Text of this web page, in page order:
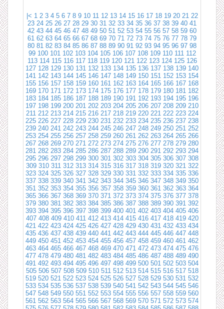
|< 1 2 3 4 5 6 7 8 9 10 11 12 13 14 15 16 17 18 19 20 21 22
23 24 25 26 27 28 29 30 31 32 33 34 35 36 37 38 39 40 41
42 43 44 45 46 47 48 49 50 51 52 53 54 55 56 57 58 59 60
61 62 63 64 65 66 67 68 69 70 71 72 73 74 75 76 77 78 79
80 81 82 83 84 85 86 87 88 89 90 91 92 93 94 95 96 97 98
99 100 101 102 103 104 105 106 107 108 109 110 111 112
113 114 115 116 117 118 119 120 121 122 123 124 125 126
127 128 129 130 131 132 133 134 135 136 137 138 139 140
141 142 143 144 145 146 147 148 149 150 151 152 153 154
155 156 157 158 159 160 161 162 163 164 165 166 167 168
169 170 171 172 173 174 175 176 177 178 179 180 181 182
183 184 185 186 187 188 189 190 191 192 193 194 195 196
197 198 199 200 201 202 203 204 205 206 207 208 209 210
211 212 213 214 215 216 217 218 219 220 221 222 223 224
225 226 227 228 229 230 231 232 233 234 235 236 237 238
239 240 241 242 243 244 245 246 247 248 249 250 251 252
253 254 255 256 257 258 259 260 261 262 263 264 265 266
267 268 269 270 271 272 273 274 275 276 277 278 279 280
281 282 283 284 285 286 287 288 289 290 291 292 293 294
295 296 297 298 299 300 301 302 303 304 305 306 307 308
309 310 311 312 313 314 315 316 317 318 319 320 321 322
323 324 325 326 327 328 329 330 331 332 333 334 335 336
337 338 339 340 341 342 343 344 345 346 347 348 349 350
351 352 353 354 355 356 357 358 359 360 361 362 363 364
365 366 367 368 369 370 371 372 373 374 375 376 377 378
379 380 381 382 383 384 385 386 387 388 389 390 391 392
393 394 395 396 397 398 399 400 401 402 403 404 405 406
407 408 409 410 411 412 413 414 415 416 417 418 419 420
421 422 423 424 425 426 427 428 429 430 431 432 433 434
435 436 437 438 439 440 441 442 443 444 445 446 447 448
449 450 451 452 453 454 455 456 457 458 459 460 461 462
463 464 465 466 467 468 469 470 471 472 473 474 475 476
477 478 479 480 481 482 483 484 485 486 487 488 489 490
491 492 493 494 495 496 497 498 499 500 501 502 503 504
505 506 507 508 509 510 511 512 513 514 515 516 517 518
519 520 521 522 523 524 525 526 527 528 529 530 531 532
533 534 535 536 537 538 539 540 541 542 543 544 545 546
547 548 549 550 551 552 553 554 555 556 557 558 559 560
561 562 563 564 565 566 567 568 569 570 571 572 573 574